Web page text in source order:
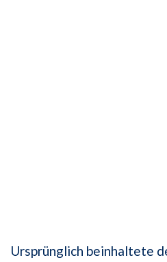
Ursprünglich beinhaltete